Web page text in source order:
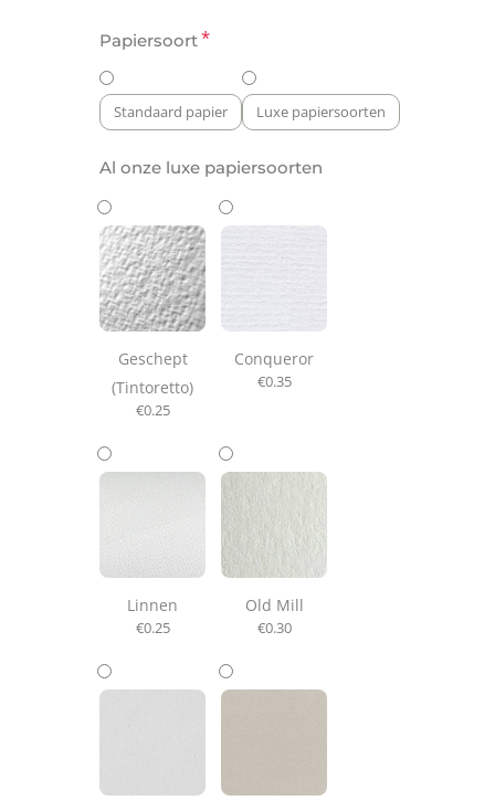
Papiersoort*
Standaard papier Luxe papiersoorten
Al onze luxe papiersoorten
Geschept
(Tintoretto)
€0.25
Conqueror
€0.35
Linnen
€0.25
Old Mill
€0.30